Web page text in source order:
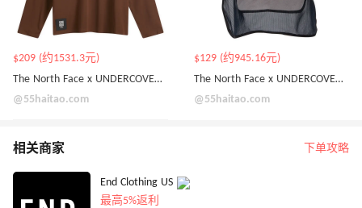
$209 (约1531.3元)
The North Face x UNDERCOVER Soukuu 长袖
@55haitao.com
$129 (约945.16元)
The North Face x UNDERCOVER Soukuu 防晒帽
@55haitao.com
相关商家 下单攻略
End Clothing US
最高5%返利